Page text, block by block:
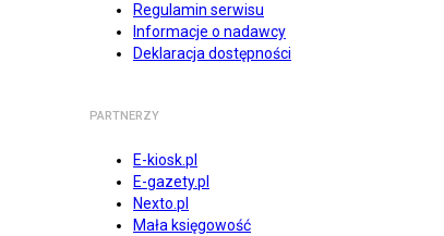
Regulamin serwisu
Informacje o nadawcy
Deklaracja dostępności
PARTNERZY
E-kiosk.pl
E-gazety.pl
Nexto.pl
Mała księgowość